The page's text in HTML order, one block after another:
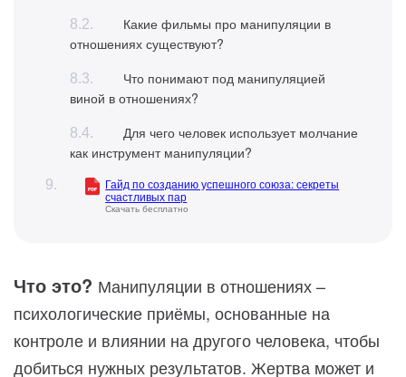
Какие фильмы про манипуляции в
отношениях существуют?
Что понимают под манипуляцией
виной в отношениях?
Для чего человек использует молчание
как инструмент манипуляции?
Гайд по созданию успешного союза: секреты
счастливых пар
Скачать бесплатно
Что это? Манипуляции в отношениях –
психологические приёмы, основанные на
контроле и влиянии на другого человека, чтобы
добиться нужных результатов. Жертва может и